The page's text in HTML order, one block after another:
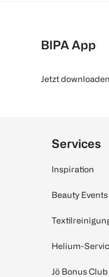
BIPA App
Jetzt downloaden
Services
Inspiration
Beauty Events
Helium-
Jö Bonus Club